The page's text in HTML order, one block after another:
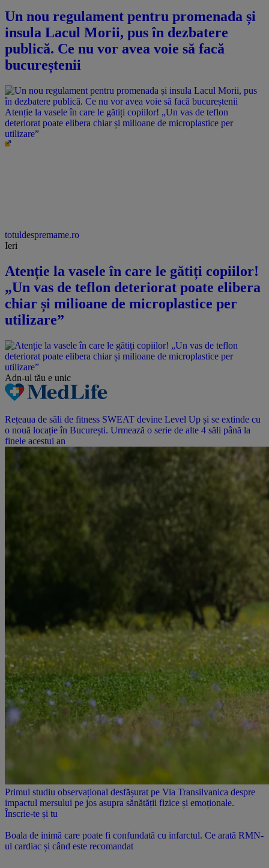
Un nou regulament pentru promenada și
insula Lacul Morii, pus în dezbatere
publică. Ce nu vor avea voie să facă
bucureștenii
Atenție la vasele în care le gătiți copiilor! „Un vas de teflon
deteriorat poate elibera chiar și milioane de microplastice per
utilizare”
totuldespremame.ro
Ieri
Atenție la vasele în care le gătiți copiilor!
„Un vas de teflon deteriorat poate elibera
chiar și milioane de microplastice per
utilizare”
Adn-ul tău e unic
Rețeaua de săli de fitness SWEAT devine Level Up și se extinde cu
o nouă locație în București. Urmează o serie de alte 4 săli până la
finele acestui an
Primul studiu observațional desfășurat pe Via Transilvanica despre
impactul mersului pe jos asupra sănătății fizice și emoționale.
Înscrie-te și tu
Boala de inimă care poate fi confundată cu infarctul. Ce arată RMN-
ul cardiac și când este recomandat